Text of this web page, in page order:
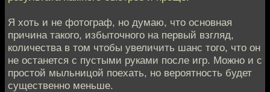
Я хоть и не фотограф, но думаю, что основная
причина такого, избыточного на первый взгляд,
количества в том чтобы увеличить шанс того, что он
не останется с пустыми руками после игр. Можно и с
простой мыльницой поехать, но вероятность будет
существенно меньше.